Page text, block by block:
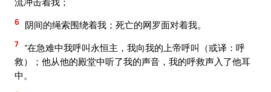
6 阴间的绳索围绕着我；死亡的网罗面对着我。
7 “在急难中我呼叫永恒主，我向我的上帝呼叫（或译：呼
救）；他从他的殿堂中听了我的声音，我的呼救声入了他耳
中。